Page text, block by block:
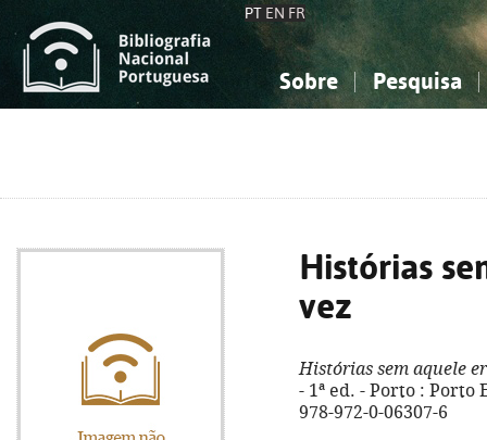
PT EN FR
Sobre Pesquisa
Histórias
vez
Histórias sem aquele
- 1ª ed. - Porto : Porto
978-972-0-06307-6